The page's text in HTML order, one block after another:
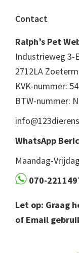
Footer
Contact
Ralph’s Pet
Industrieweg 3-E
2712LA
KVK-nummer:
BTW-nummer:
WhatsApp
Maandag-
070-
Let op: Graag
of Email